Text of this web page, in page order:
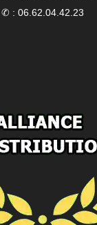
✆ : 06.62.04.42.23